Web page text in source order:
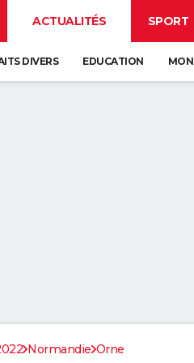
ACTUALITÉS SPORT
DIVERS EDUCATION
Normandie Orne